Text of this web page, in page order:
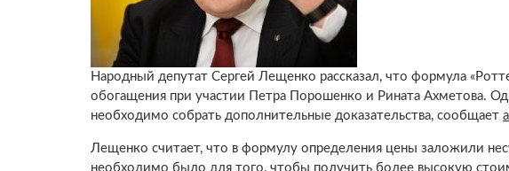
Народный депутат Сергей Лещенко рассказал, что формула
обогащения при участии Петра Порошенко и Рината Ахметова.
необходимо собрать дополнительные доказательства, сообщает
Лещенко считает, что в формулу определения цены заложили
необходимо было для того, чтобы получить более высокую